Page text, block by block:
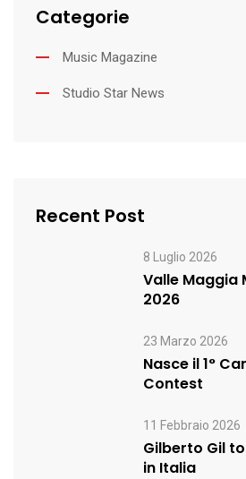
Categorie
Music Magazine
Studio Star News
Recent Post
8 Luglio 2026
Valle Maggia
2026
23 Marzo 2026
Nasce il 1°
Contest
11 Febbraio 2026
Gilberto Gil
in Italia